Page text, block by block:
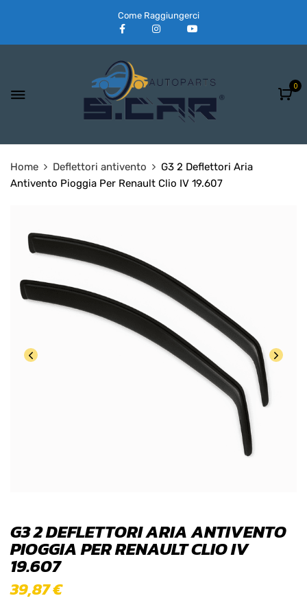
Come Raggiungerci
0
Home Deflettori antivento
G3 2 Deflettori Aria
Antivento Pioggia Per Renault Clio IV 19.607
G3 2 DEFLETTORI ARIA ANTIVENTO
PIOGGIA PER RENAULT CLIO IV
19.607
39,87€